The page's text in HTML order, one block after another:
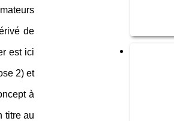
de
est ici
2) et
à
titre au